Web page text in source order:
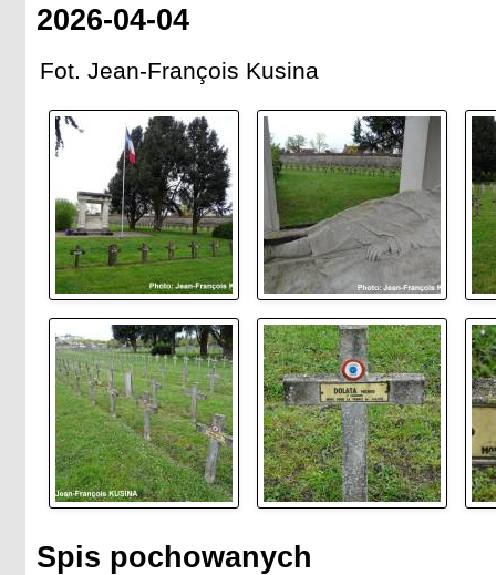
2026-04-04
Fot. Jean-François Kusina
Spis pochowanych